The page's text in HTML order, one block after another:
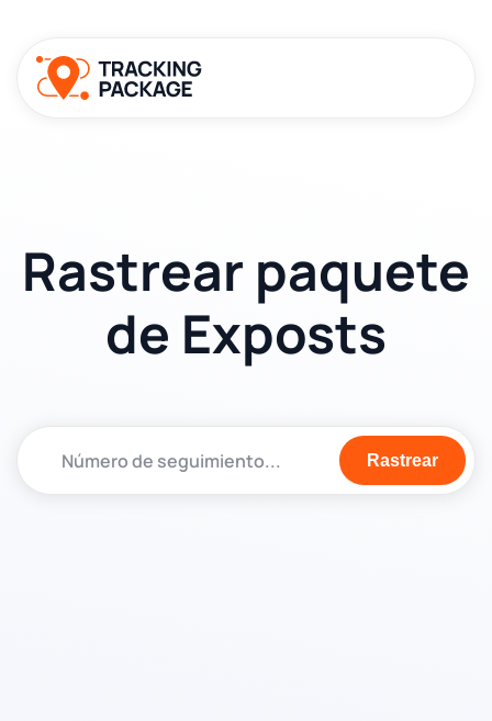
Rastrear paquete
de Exposts
Rastrear